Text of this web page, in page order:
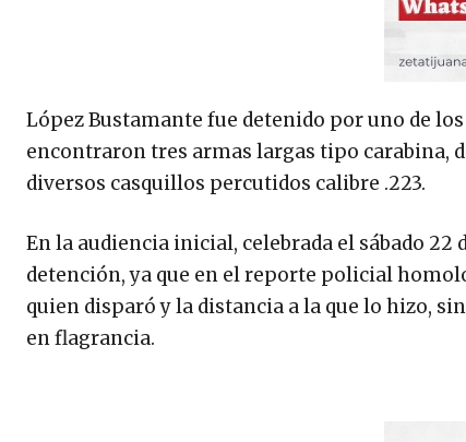
López Bustamante fue detenido por uno de
encontraron tres armas largas tipo carabina,
diversos casquillos percutidos calibre .223.
En la audiencia inicial, celebrada el sábado
detención, ya que en el reporte policial
quien disparó y la distancia a la que lo hizo,
en flagrancia.